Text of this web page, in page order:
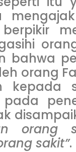
bahwa
orang
kepada
pada
orang
sakit”.